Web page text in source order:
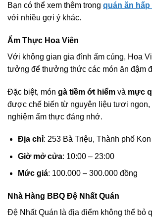
Bạn có thể xem thêm trong quán ăn hấp
với nhiều gợi ý khác.
Ẩm Thực Hoa Viên
Với không gian gia đình ấm cúng, Hoa
tưởng để thưởng thức các món ăn đậm
Đặc biệt, món gà tiềm ớt hiểm và mực
được chế biến từ nguyên liệu tươi ngon,
nghiệm ẩm thực đáng nhớ.
Địa chỉ: 253 Bà Triệu, Thành phố
Giờ mở cửa: 10:00 – 23:00
Mức giá: 100.000 – 300.000 đồng
Nhà Hàng BBQ Đệ Nhất Quán
Đệ Nhất Quán là địa điểm không thể bỏ